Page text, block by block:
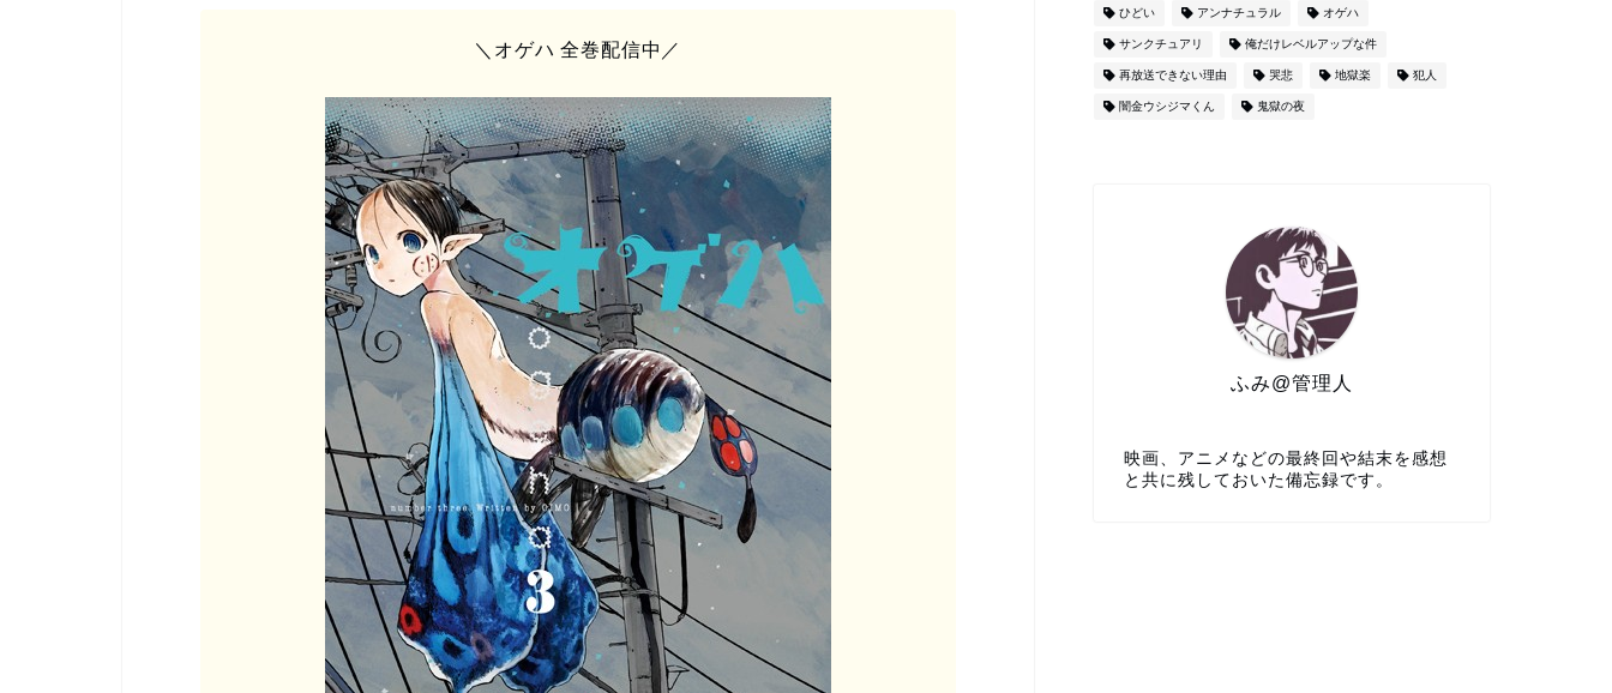
＼オゲハ 全巻配信中／
ひどい アンナチュラル オゲハ
サンクチュアリ 俺だけレベルアップな件
再放送できない理由 哭悲 地獄楽 犯人
闇金ウシジマくん 鬼獄の夜
ふみ@管理人
映画、アニメなどの最終回や結末を感想
と共に残しておいた備忘録です。